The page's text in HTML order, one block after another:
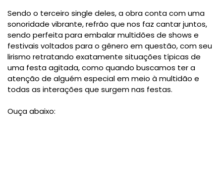
Sendo o terceiro single deles, a obra conta com uma
sonoridade vibrante, refrão que nos faz cantar juntos,
sendo perfeita para embalar multidões de shows e
festivais voltados para o gênero em questão, com seu
lirismo retratando exatamente situações típicas de
uma festa agitada, como quando buscamos ter a
atenção de alguém especial em meio à multidão e
todas as interações que surgem nas festas.
Ouça abaixo: